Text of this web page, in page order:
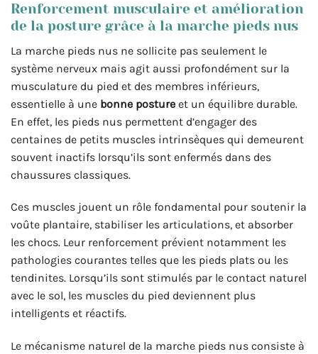
Renforcement musculaire et amélioration
de la posture grâce à la marche pieds nus
La marche pieds nus ne sollicite pas seulement le
système nerveux mais agit aussi profondément sur la
musculature du pied et des membres inférieurs,
essentielle à une bonne posture et un équilibre durable.
En effet, les pieds nus permettent d’engager des
centaines de petits muscles intrinsèques qui demeurent
souvent inactifs lorsqu’ils sont enfermés dans des
chaussures classiques.
Ces muscles jouent un rôle fondamental pour soutenir la
voûte plantaire, stabiliser les articulations, et absorber
les chocs. Leur renforcement prévient notamment les
pathologies courantes telles que les pieds plats ou les
tendinites. Lorsqu’ils sont stimulés par le contact naturel
avec le sol, les muscles du pied deviennent plus
intelligents et réactifs.
Le mécanisme naturel de la marche pieds nus consiste à